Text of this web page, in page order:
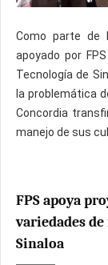
Como parte de
apoyado por
Tecnología de
la problemática
Concordia
manejo de sus
FPS apoya
variedades
Sinaloa